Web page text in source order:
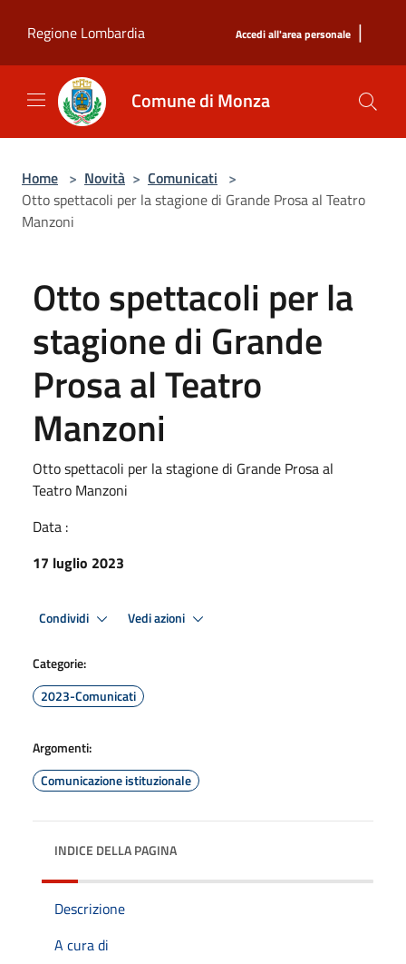
Regione Lombardia
Accedi all'area personale |
Comune di Monza
Home > Novità > Comunicati >
Otto spettacoli per la stagione di Grande Prosa al Teatro
Manzoni
Otto spettacoli per la
stagione di Grande
Prosa al Teatro
Manzoni
Otto spettacoli per la stagione di Grande Prosa al
Teatro Manzoni
Data :
17 luglio 2023
Condividi Vedi azioni
Categorie:
2023-Comunicati
Argomenti:
Comunicazione istituzionale
INDICE DELLA PAGINA
Descrizione
A cura di